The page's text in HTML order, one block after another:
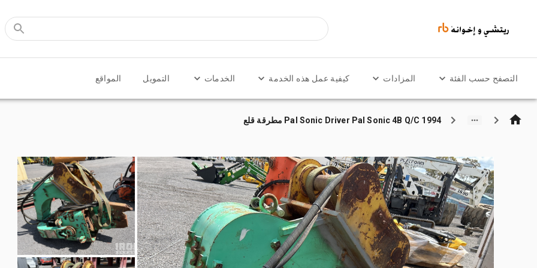
التصفح حسب الفئة المزادات كيفية عمل هذه الخدمة الخدمات التمويل المواقع
1994 Pal Sonic Driver Pal Sonic 4B Q/C مطرقة قلع